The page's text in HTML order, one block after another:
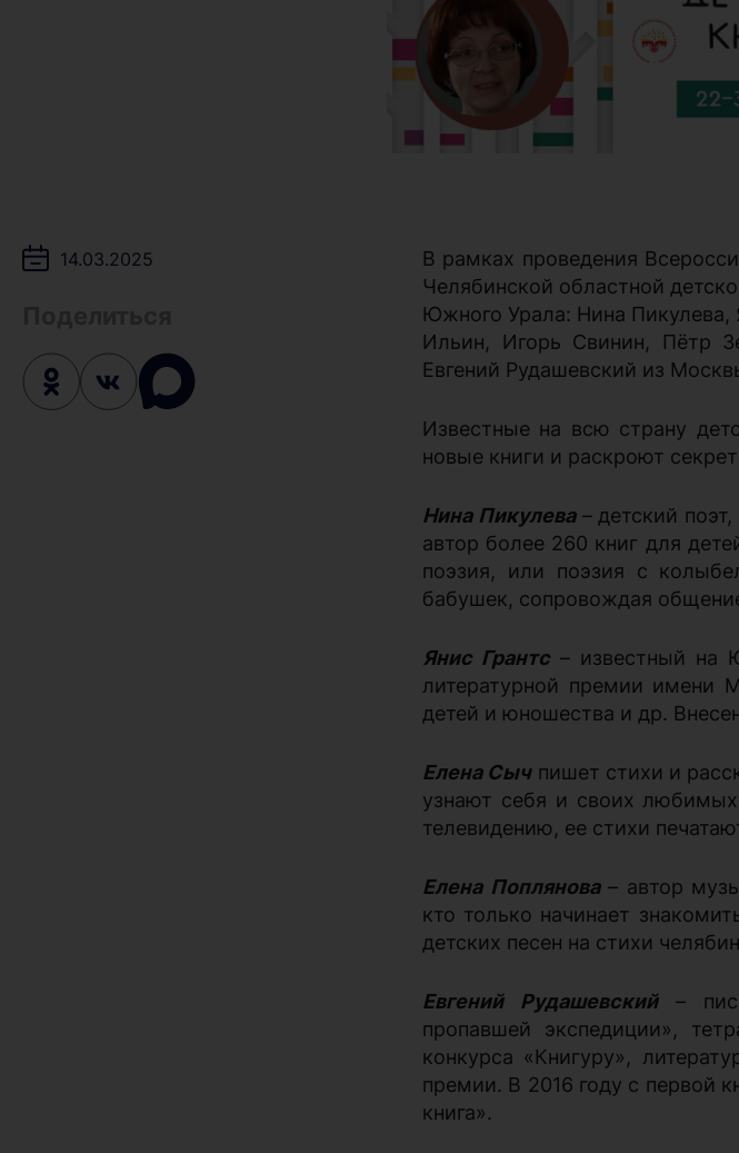
14.03.2025
В рамках проведения
Челябинской областной
Южного Урала: Нина Пикулева,
Ильин, Игорь Свинин, Пётр
Евгений Рудашевский из
Известные на всю страну
новые книги и раскроют
Нина Пикулева– детский
автор более 260 книг для
поэзия, или поэзия с
бабушек, сопровождая
Янис Грантс– известный на
литературной премии имени
детей и юношества и др.
Елена Сычпишет стихи и
узнают себя и своих
телевидению, ее стихи
Елена Поплянова– автор
кто только начинает
детских песен на стихи
Евгений Рудашевский–
пропавшей экспедиции»,
конкурса «Книгуру»,
премии. В 2016 году с первой
книга».